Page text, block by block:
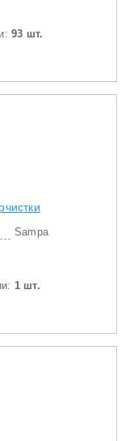
93 шт.
Sampa
1 шт.